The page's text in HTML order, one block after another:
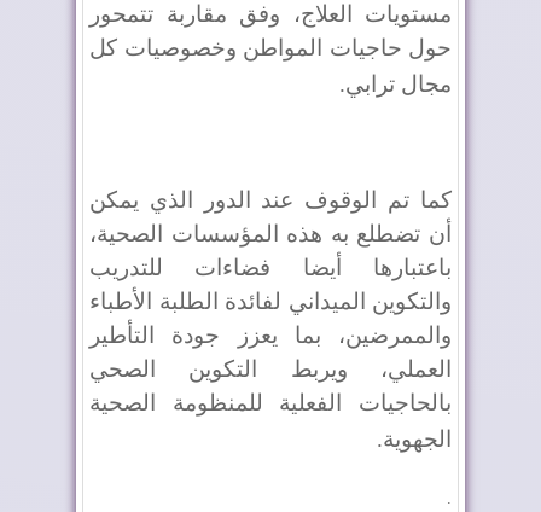
مستويات العلاج، وفق مقاربة تتمحور
حول حاجيات المواطن وخصوصيات كل
مجال ترابي.
كما تم الوقوف عند الدور الذي يمكن
أن تضطلع به هذه المؤسسات الصحية،
باعتبارها أيضا فضاءات للتدريب
والتكوين الميداني لفائدة الطلبة الأطباء
والممرضين، بما يعزز جودة التأطير
العملي، ويربط التكوين الصحي
بالحاجيات الفعلية للمنظومة الصحية
الجهوية.
.